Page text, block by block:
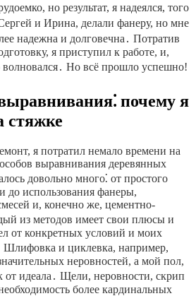
но результат, я надеялся, того
и Ирина, делали фанеру, но мне
надежна и долговечна․ Потратив
я приступил к работе, и,
волновался․ Но всё прошло успешно!
почему я
стяжке
я потратил немало времени на
выравнивания деревянных
довольно много⁚ от простого
до использования фанеры,
и, конечно же, цементно-
из методов имеет свои плюсы и
от конкретных условий и моих
и циклевка, например,
неровностей, а мой пол,
от идеала․ Щели, неровности, скрип
более кардинальных